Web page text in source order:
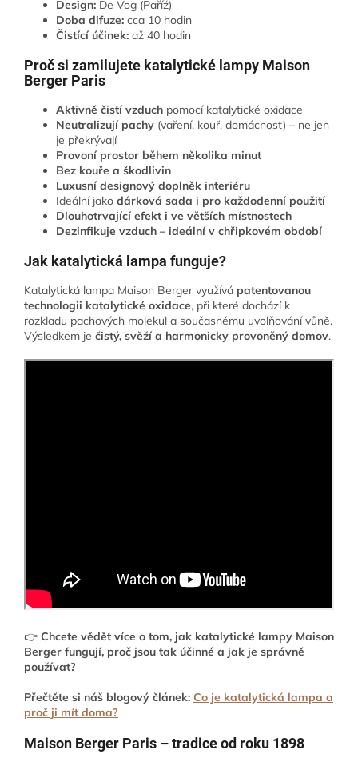
Design: De Vog (Paříž)
Doba difuze: cca 10 hodin
Čistící účinek: až 40 hodin
Proč si zamilujete katalytické lampy Maison
Berger Paris
Aktivně čistí vzduch pomocí katalytické oxidace
Neutralizují pachy (vaření, kouř, domácnost) – ne jen
je překrývají
Provoní prostor během několika minut
Bez kouře a škodlivin
Luxusní designový doplněk interiéru
Ideální jako dárková sada i pro každodenní použití
Dlouhotrvající efekt i ve větších místnostech
Dezinfikuje vzduch – ideální v chřipkovém období
Jak katalytická lampa funguje?
Katalytická lampa Maison Berger využívá patentovanou
technologii katalytické oxidace, při které dochází k
rozkladu pachových molekul a současnému uvolňování vůně.
Výsledkem je čistý, svěží a harmonicky provoněný domov.
👉 Chcete vědět více o tom, jak katalytické lampy Maison
Berger fungují, proč jsou tak účinné a jak je správně
používat?
Přečtěte si náš blogový článek: Co je katalytická lampa a
proč ji mít doma?
Maison Berger Paris – tradice od roku 1898